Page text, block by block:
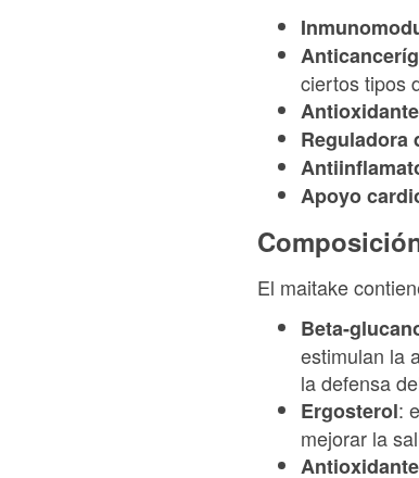
ciertos tipos
Antioxidante
Reguladora
Apoyo
El maitake
Beta-
estimulan la
la defensa
Ergosterol:
mejorar la